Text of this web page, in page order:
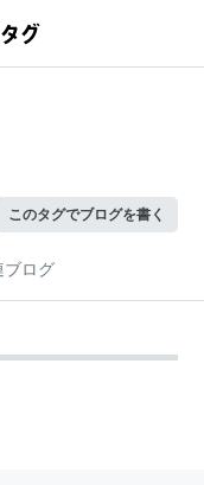
このタグでブログを書く
ブログ